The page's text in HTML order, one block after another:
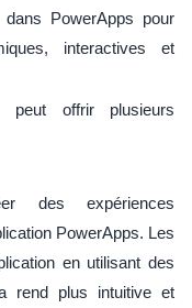
PowerApps pour
interactives et
peut offrir plusieurs
des expériences
PowerApps. Les
en utilisant des
rend plus intuitive et